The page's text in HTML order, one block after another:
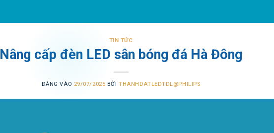
TIN TỨC
Nâng cấp đèn LED sân bóng đá Hà Đông
ĐĂNG VÀO 29/07/2025 BỞITHANHDATLEDTDL@PHILIPS